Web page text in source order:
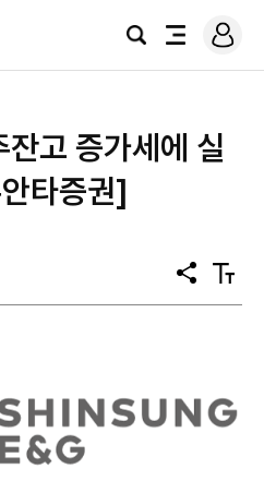
검
전
로
그
고 증가세에 실
타증권]
공
유
텍
스